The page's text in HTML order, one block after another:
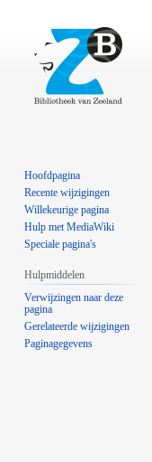
Hoofdpagina
Recente wijzigingen
Willekeurige pagina
Hulp met MediaWiki
Speciale pagina's
Hulpmiddelen
Verwijzingen naar deze
pagina
Gerelateerde wijzigingen
Paginagegevens